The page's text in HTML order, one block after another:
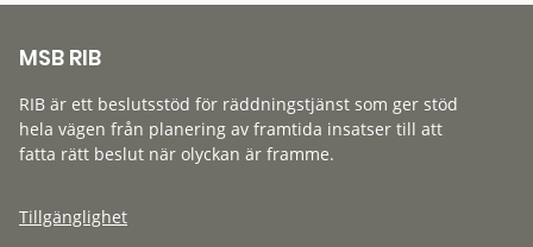
MSB RIB
RIB är ett beslutsstöd för räddningstjänst som ger stöd
hela vägen från planering av framtida insatser till att
fatta rätt beslut när olyckan är framme.
Tillgänglighet